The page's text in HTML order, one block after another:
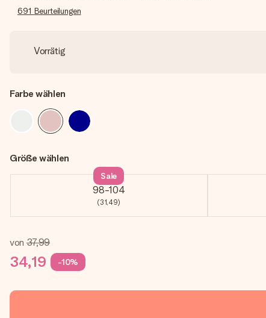
691 Beurteilungen
Vorrätig
Farbe wählen
Größe wählen
98-104
(31,49)
Sale
von 37,99
34,19 -10%